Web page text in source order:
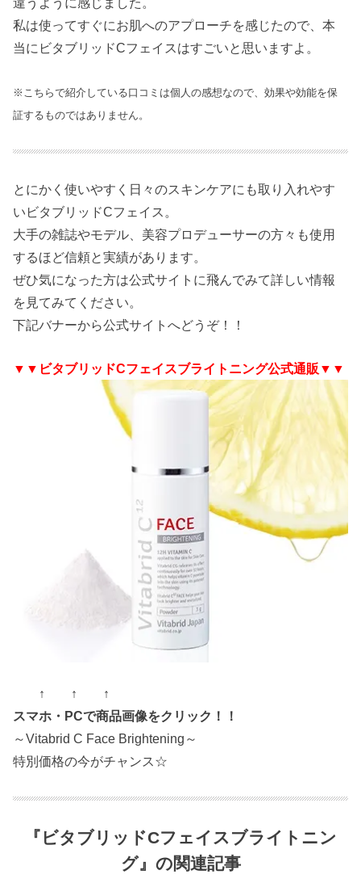
私は使ってすぐにお肌へのアプローチを感じたので、本
当にビタブリッドCフェイスはすごいと思いますよ。
※こちらで紹介している口コミは個人の感想なので、効果や効能を保
証するものではありません。
とにかく使いやすく日々のスキンケアにも取り入れやす
いビタブリッドCフェイス。
大手の雑誌やモデル、美容プロデューサーの方々も使用
するほど信頼と実績があります。
ぜひ気になった方は公式サイトに飛んでみて詳しい情報
を見てみてください。
下記バナーから公式サイトへどうぞ！！
▼▼ビタブリッドCフェイスブライトニング公式通販▼▼
↑ ↑ ↑
スマホ・PCで商品画像をクリック！！
～Vitabrid C Face Brightening～
特別価格の今がチャンス☆
『ビタブリッドCフェイスブライトニン
グ』の関連記事